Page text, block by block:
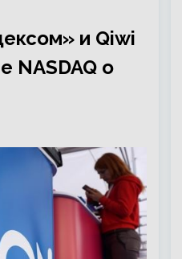
и Qiwi
NASDAQ о